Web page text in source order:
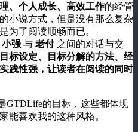
、个人成长、高效工作的经管
小说方式，但是没有那么复杂
为了阅读顺畅而已。
小强 与 老付之间的对话与交
标设定、目标分解的方法、经
践性强，让读者在阅读的同时
GTDLife的目标，这些都体现
能喜欢我的这种风格。